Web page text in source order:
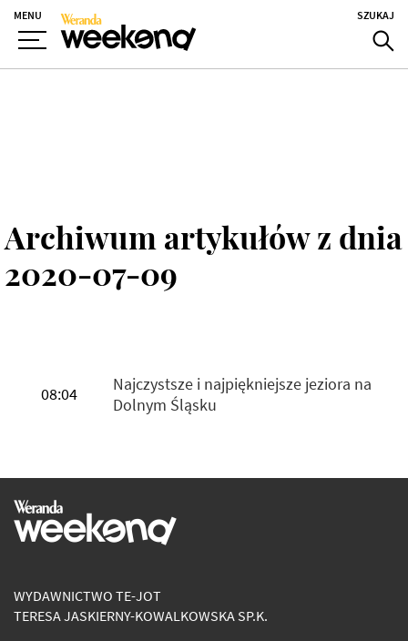
MENU SZUKAJ
Archiwum artykułów z dnia
2020-07-09
08:04
Najczystsze i najpiękniejsze jeziora na
Dolnym Śląsku
WYDAWNICTWO TE-JOT
TERESA JASKIERNY-KOWALKOWSKA SP.K.